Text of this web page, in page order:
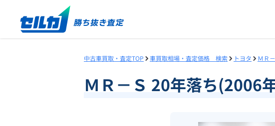
中古車買取・査定TOP 車買取相場・査定価格 検索 トヨタ ＭＲ
ＭＲ－Ｓ 20年落ち(2006